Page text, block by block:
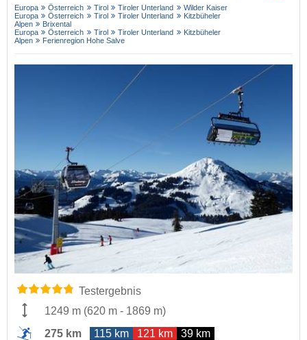
Europa Österreich Tirol Tiroler Unterland
Wilder Kaiser
Europa
Österreich Tirol Tiroler Unterland
Kitzbüheler
Alpen
Brixental
Europa
Österreich Tirol Tiroler Unterland
Kitzbüheler
Alpen
Ferienregion Hohe Salve
Testergebnis
1249 m (620 m - 1869 m)
275 km
115 km 121 km 39 km